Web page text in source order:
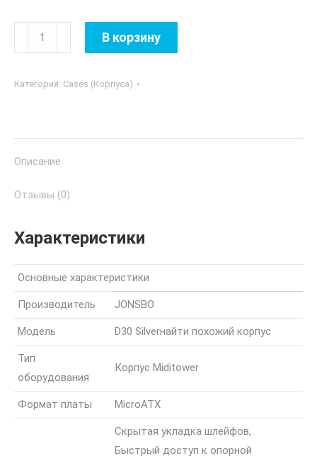
Количество
товара
D30
В корзину
Категория: Cases (Корпуса)
Описание
Отзывы (0)
Характеристики
Основные характеристики
Производитель JONSBO
Модель D30 Silverнайти похожий корпус
Тип
оборудования
Корпус Miditower
Формат платы MicroATX
Скрытая укладка шлейфов,
Быстрый доступ к опорной